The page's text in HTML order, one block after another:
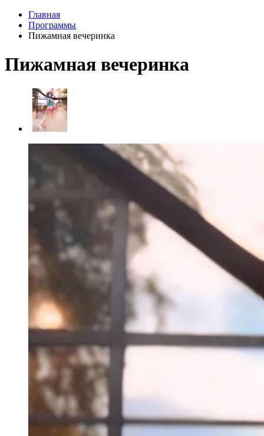
Главная
Программы
Пижамная вечеринка
Пижамная вечеринка